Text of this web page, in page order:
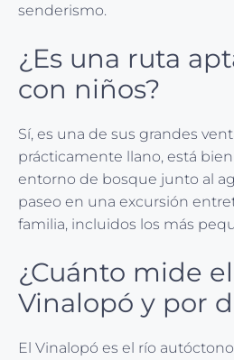
senderismo.
¿Es una ruta
con niños?
Sí, es una de sus grandes
prácticamente llano, está
entorno de bosque junto al
paseo en una excursión
familia, incluidos los más
¿Cuánto mide
Vinalopó y por
El Vinalopó es el río